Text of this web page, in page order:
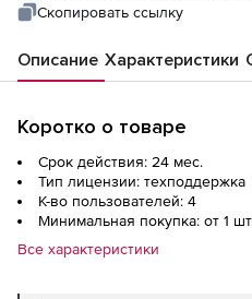
Скопировать ссылку
Описание Характеристики
Коротко о товаре
Срок действия: 24 мес.
Тип лицензии: техподдержка
К-во пользователей: 4
Минимальная покупка: от 1 шт.
Все характеристики